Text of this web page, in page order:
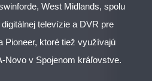
West Midlands, spolu
televízie a DVR pre
Pioneer, ktoré tiež využívajú
Novo v Spojenom kráľovstve.